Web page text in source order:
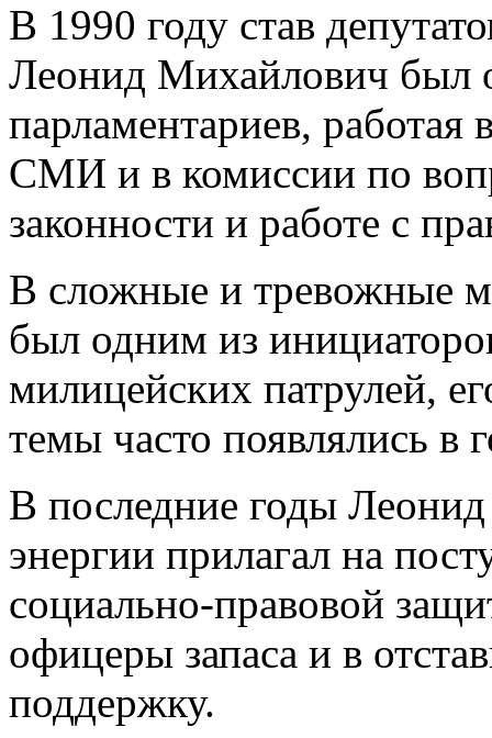
В 1990 году став
Леонид Михайлович был
парламентариев, работая
СМИ и в комиссии по
законности и работе с
В сложные и тревожные
был одним из
милицейских патрулей,
темы часто появлялись в
В последние годы
энергии прилагал на
социально-правовой
офицеры запаса и в
поддержку.